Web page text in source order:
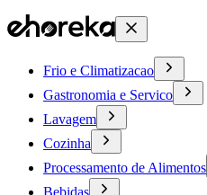
Frio e Climatizacao
Gastronomia e Servico
Lavagem
Cozinha
Processamento de Alimentos
Bebidas